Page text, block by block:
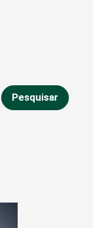
Pesquisar